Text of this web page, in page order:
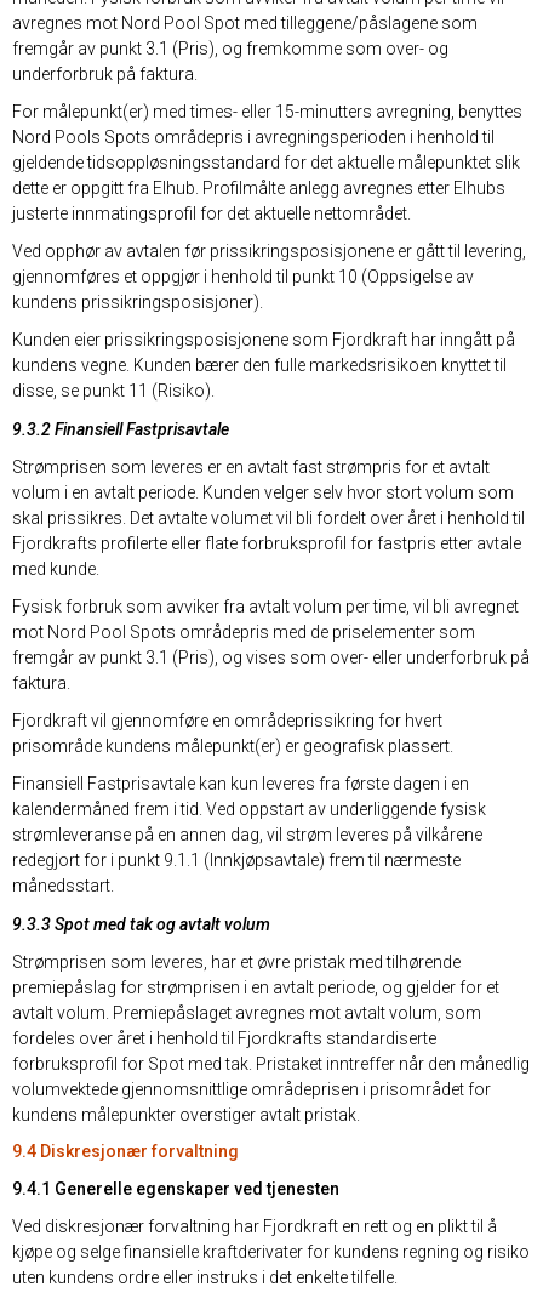
avregnes mot Nord Pool Spot med tilleggene/påslagene som
fremgår av punkt 3.1 (Pris), og fremkomme som over- og
underforbruk på faktura.
For målepunkt(er) med times- eller 15-minutters avregning, benyttes
Nord Pools Spots områdepris i avregningsperioden i henhold til
gjeldende tidsoppløsningsstandard for det aktuelle målepunktet slik
dette er oppgitt fra Elhub. Profilmålte anlegg avregnes etter Elhubs
justerte innmatingsprofil for det aktuelle nettområdet.
Ved opphør av avtalen før prissikringsposisjonene er gått til levering,
gjennomføres et oppgjør i henhold til punkt 10 (Oppsigelse av
kundens prissikringsposisjoner).
Kunden eier prissikringsposisjonene som Fjordkraft har inngått på
kundens vegne. Kunden bærer den fulle markedsrisikoen knyttet til
disse, se punkt 11 (Risiko).
9.3.2 Finansiell Fastprisavtale
Strømprisen som leveres er en avtalt fast strømpris for et avtalt
volum i en avtalt periode. Kunden velger selv hvor stort volum som
skal prissikres. Det avtalte volumet vil bli fordelt over året i henhold til
Fjordkrafts profilerte eller flate forbruksprofil for fastpris etter avtale
med kunde.
Fysisk forbruk som avviker fra avtalt volum per time, vil bli avregnet
mot Nord Pool Spots områdepris med de priselementer som
fremgår av punkt 3.1 (Pris), og vises som over- eller underforbruk på
faktura.
Fjordkraft vil gjennomføre en områdeprissikring for hvert
prisområde kundens målepunkt(er) er geografisk plassert.
Finansiell Fastprisavtale kan kun leveres fra første dagen i en
kalendermåned frem i tid. Ved oppstart av underliggende fysisk
strømleveranse på en annen dag, vil strøm leveres på vilkårene
redegjort for i punkt 9.1.1 (Innkjøpsavtale) frem til nærmeste
månedsstart.
9.3.3 Spot med tak og avtalt volum
Strømprisen som leveres, har et øvre pristak med tilhørende
premiepåslag for strømprisen i en avtalt periode, og gjelder for et
avtalt volum. Premiepåslaget avregnes mot avtalt volum, som
fordeles over året i henhold til Fjordkrafts standardiserte
forbruksprofil for Spot med tak. Pristaket inntreffer når den månedlig
volumvektede gjennomsnittlige områdeprisen i prisområdet for
kundens målepunkter overstiger avtalt pristak.
9.4 Diskresjonær forvaltning
9.4.1 Generelle egenskaper ved tjenesten
Ved diskresjonær forvaltning har Fjordkraft en rett og en plikt til å
kjøpe og selge finansielle kraftderivater for kundens regning og risiko
uten kundens ordre eller instruks i det enkelte tilfelle.